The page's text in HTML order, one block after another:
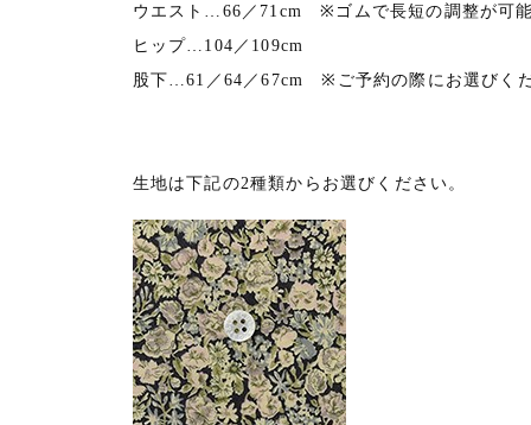
ウエスト…66／71cm ※ゴムで長短の調整が可能
ヒップ…104／109cm
股下…61／64／67cm ※ご予約の際にお選びくだ
生地は下記の2種類からお選びください。